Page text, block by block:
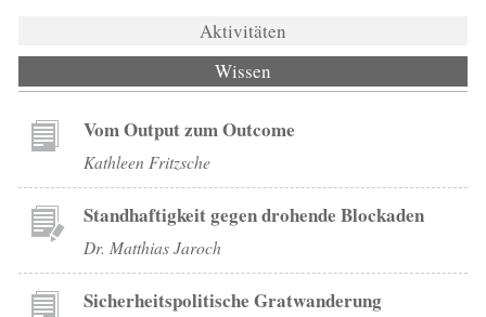
Aktivitäten
Wissen
Vom Output zum Outcome
Kathleen Fritzsche
Standhaftigkeit gegen drohende Blockaden
Dr. Matthias Jaroch
Sicherheitspolitische Gratwanderung